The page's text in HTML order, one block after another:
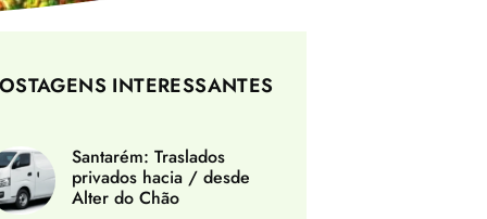
INTERESSANTES
Santarém: Traslados
privados hacia / desde
Alter do Chão